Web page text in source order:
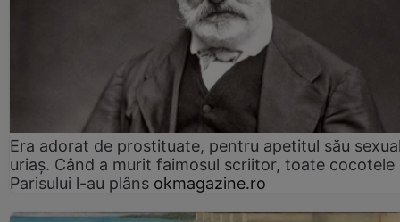
Era adorat de prostituate, pentru apetitul său
uriaș. Când a murit faimosul scriitor, toate cocotele
Parisului l-au plâns okmagazine.ro